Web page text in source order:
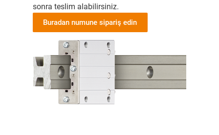
sonra teslim alabilirsiniz.
Buradan numune sipariş edin